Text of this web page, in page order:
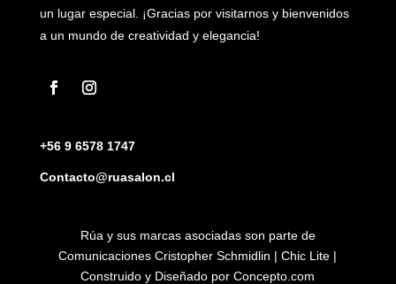
un lugar especial. ¡Gracias por visitarnos y bienvenidos
a un mundo de creatividad y elegancia!
+56 9 6578 1747
Contacto@ruasalon.cl
Rúa y sus marcas asociadas son parte de
Comunicaciones Cristopher Schmidlin | Chic Lite |
Construido y Diseñado porConcepto.com